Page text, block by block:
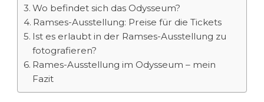
Wo befindet sich das Odysseum?
Ramses-Ausstellung: Preise für die Tickets
Ist es erlaubt in der Ramses-Ausstellung zu
fotografieren?
Rames-Ausstellung im Odysseum – mein
Fazit